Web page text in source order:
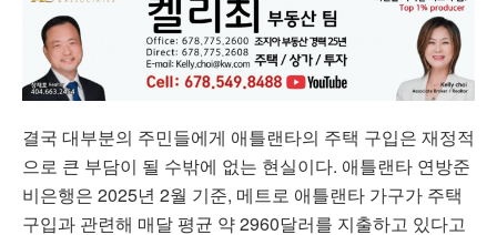
결국 대부분의 주민들에게 애틀랜타의 주택 구입은 재정적
으로 큰 부담이 될 수밖에 없는 현실이다. 애틀랜타 연방준
비은행은 2025년 2월 기준, 메트로 애틀랜타 가구가 주택
구입과 관련해 매달 평균 약 2960달러를 지출하고 있다고